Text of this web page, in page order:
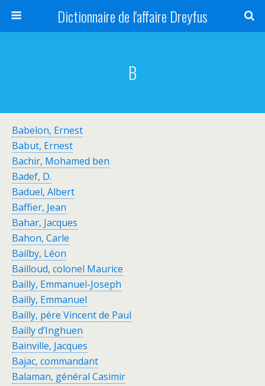
Dictionnaire de l'affaire Dreyfus
B
Babelon, Ernest
Babut, Ernest
Bachir, Mohamed ben
Badef, D.
Baduel, Albert
Baffier, Jean
Bahar, Jacques
Bahon, Carle
Bailby, Léon
Bailloud, colonel Maurice
Bailly, Emmanuel-Joseph
Bailly, Emmanuel
Bailly, père Vincent de Paul
Bailly d’Inghuen
Bainville, Jacques
Bajac, commandant
Balaman, général Casimir